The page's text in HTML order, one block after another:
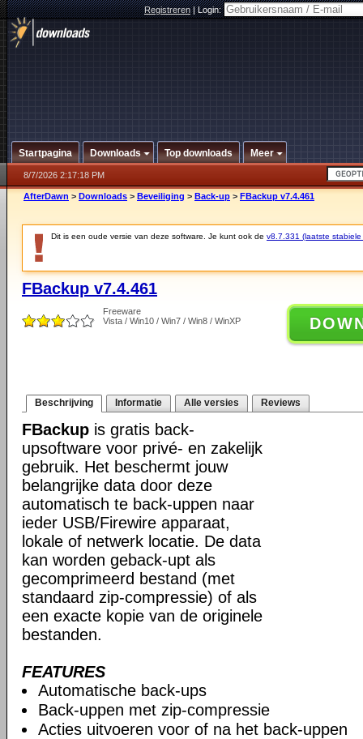
Registreren|Login:
Startpagina Downloads Top downloads Meer
8/7/2026 2:17:18 PM
AfterDawn > Downloads > Beveiliging > Back-up > FBackup v7.4.461
Dit is een oude versie van deze software. Je kunt ook de v8.7.331 (laatste stabiele
FBackup v7.4.461
Freeware
Vista / Win10 / Win7 / Win8 / WinXP
Beschrijving Informatie Alle versies Reviews
FBackup is gratis back-
upsoftware voor privé- en zakelijk
gebruik. Het beschermt jouw
belangrijke data door deze
automatisch te back-uppen naar
ieder USB/Firewire apparaat,
lokale of netwerk locatie. De data
kan worden geback-upt als
gecomprimeerd bestand (met
standaard zip-compressie) of als
een exacte kopie van de originele
bestanden.
FEATURES
Automatische back-ups
Back-uppen met zip-compressie
Acties uitvoeren voor of na het back-uppen